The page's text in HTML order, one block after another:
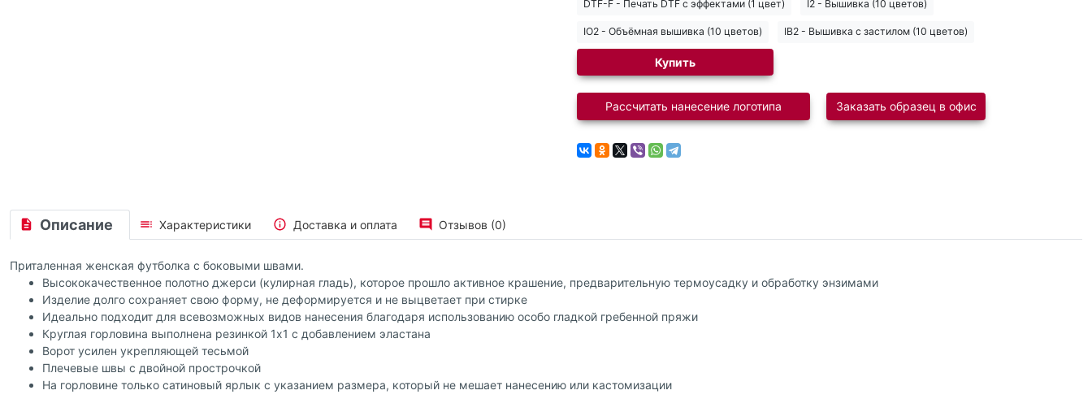
DTF-F - Печать DTF с эффектами (1 цвет) I2 - Вышивка (10 цветов)
IO2 - Объёмная вышивка (10 цветов) IB2 - Вышивка с застилом (10 цветов)
Купить
Рассчитать нанесение логотипа Заказать образец в офис
Описание Характеристики Доставка и оплата Отзывов (0)
Приталенная женская футболка с боковыми швами.
Высококачественное полотно джерси (кулирная гладь), которое прошло активное крашение, предварительную термоусадку и обработку энзимами
Изделие долго сохраняет свою форму, не деформируется и не выцветает при стирке
Идеально подходит для всевозможных видов нанесения благодаря использованию особо гладкой гребенной пряжи
Круглая горловина выполнена резинкой 1x1 с добавлением эластана
Ворот усилен укрепляющей тесьмой
Плечевые швы с двойной прострочкой
На горловине только сатиновый ярлык с указанием размера, который не мешает нанесению или кастомизации